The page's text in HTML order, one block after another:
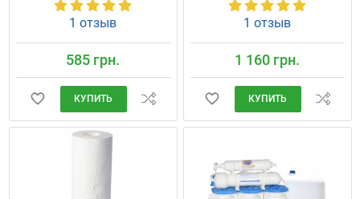
1 отзыв
585 грн.
КУПИТЬ
1 отзыв
1 160 грн.
КУПИТЬ